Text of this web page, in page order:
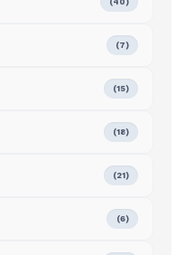
(40)
(7)
(15)
(18)
(21)
(6)